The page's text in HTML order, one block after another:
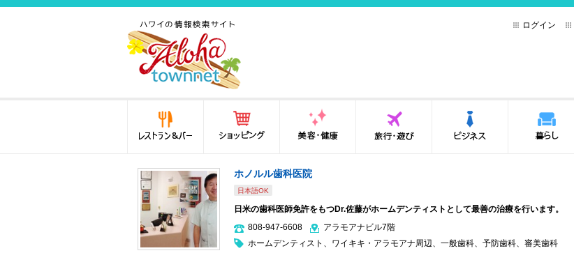
法律から運転免許証まで情
報が満載！
ログイン
ホノルル歯科医院
日本語OK
日米の歯科医師免許をもつDr.佐藤がホームデンティストとして最善の治療を行います。
808-947‐6608
アラモアナビル7階
ホームデンティスト 、 ワイキキ・アラモアナ周辺、 一般歯科、 予防歯科、 審美歯科